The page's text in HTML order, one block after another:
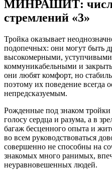
МИНРАШИТ:
стремлений «3»
Тройка оказывает
подопечных: они могут быть
высокомерными,
коммуникабельными и
они любят комфорт, но
поэтому их поведение всегда
непредсказуемым.
Рожденные под знаком
голосу сердца и разума, а в
багаж бесценного опыта и
во всем руководствоваться
совершенно не способны на
знакомых много ранимых,
неуравновешенных людей.